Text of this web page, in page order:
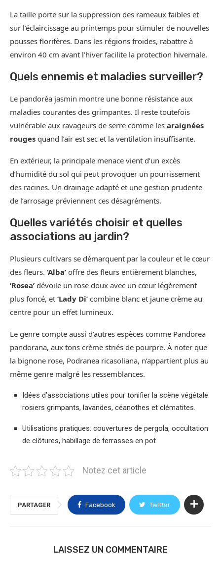
La taille porte sur la suppression des rameaux faibles et
sur l’éclaircissage au printemps pour stimuler de nouvelles
pousses florifères. Dans les régions froides, rabattre à
environ 40 cm avant l’hiver facilite la protection hivernale.
Quels ennemis et maladies surveiller?
Le pandoréa jasmin montre une bonne résistance aux
maladies courantes des grimpantes. Il reste toutefois
vulnérable aux ravageurs de serre comme les araignées
rouges quand l’air est sec et la ventilation insuffisante.
En extérieur, la principale menace vient d’un excès
d’humidité du sol qui peut provoquer un pourrissement
des racines. Un drainage adapté et une gestion prudente
de l’arrosage préviennent ces désagréments.
Quelles variétés choisir et quelles
associations au jardin?
Plusieurs cultivars se démarquent par la couleur et le cœur
des fleurs. ‘Alba’ offre des fleurs entièrement blanches,
‘Rosea’ dévoile un rose doux avec un cœur légèrement
plus foncé, et ‘Lady Di’ combine blanc et jaune crème au
centre pour un effet lumineux.
Le genre compte aussi d’autres espèces comme Pandorea
pandorana, aux tons crème striés de pourpre. À noter que
la bignone rose, Podranea ricasoliana, n’appartient plus au
même genre malgré les ressemblances.
Idées d’associations utiles pour tonifier la scène végétale:
rosiers grimpants, lavandes, céanothes et clématites.
Utilisations pratiques: couvertures de pergola, occultation
de clôtures, habillage de terrasses en pot.
Notez cet article
PARTAGER Facebook Twitter
LAISSEZ UN COMMENTAIRE